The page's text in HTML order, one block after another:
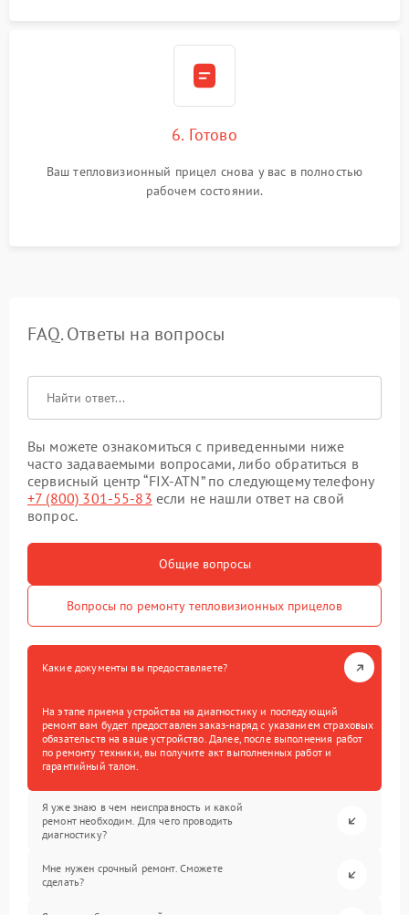
6. Готово
Ваш тепловизионный прицел снова у вас в полностью
рабочем состоянии.
FAQ. Ответы на вопросы
Вы можете ознакомиться с приведенными ниже
часто задаваемыми вопросами, либо обратиться в
сервисный центр “FIX-ATN” по следующему телефону
+7 (800) 301-55-83 если не нашли ответ на свой
вопрос.
Общие вопросы
Вопросы по ремонту тепловизионных прицелов
Какие документы вы предоставляете?
На этапе приема устройства на диагностику и последующий
ремонт вам будет предоставлен заказ-наряд с указанием страховых
обязательств на ваше устройство. Далее, после выполнения работ
по ремонту техники, вы получите акт выполненных работ и
гарантийный талон.
Я уже знаю в чем неисправность и какой
ремонт необходим. Для чего проводить
диагностику?
Мне нужен срочный ремонт. Сможете
сделать?